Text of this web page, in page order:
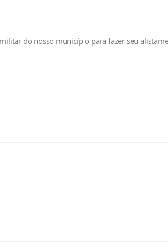
do nosso município para fazer seu